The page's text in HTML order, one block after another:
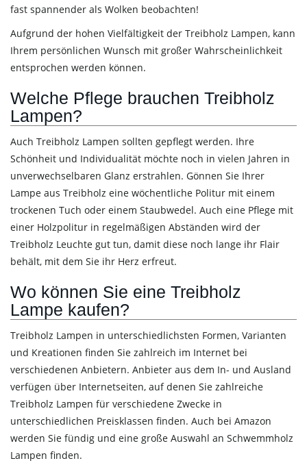
fast spannender als Wolken beobachten!
Aufgrund der hohen Vielfältigkeit der Treibholz Lampen, kann
Ihrem persönlichen Wunsch mit großer Wahrscheinlichkeit
entsprochen werden können.
Welche Pflege brauchen Treibholz
Lampen?
Auch Treibholz Lampen sollten gepflegt werden. Ihre
Schönheit und Individualität möchte noch in vielen Jahren in
unverwechselbaren Glanz erstrahlen. Gönnen Sie Ihrer
Lampe aus Treibholz eine wöchentliche Politur mit einem
trockenen Tuch oder einem Staubwedel. Auch eine Pflege mit
einer Holzpolitur in regelmäßigen Abständen wird der
Treibholz Leuchte gut tun, damit diese noch lange ihr Flair
behält, mit dem Sie ihr Herz erfreut.
Wo können Sie eine Treibholz
Lampe kaufen?
Treibholz Lampen in unterschiedlichsten Formen, Varianten
und Kreationen finden Sie zahlreich im Internet bei
verschiedenen Anbietern. Anbieter aus dem In- und Ausland
verfügen über Internetseiten, auf denen Sie zahlreiche
Treibholz Lampen für verschiedene Zwecke in
unterschiedlichen Preisklassen finden. Auch bei Amazon
werden Sie fündig und eine große Auswahl an Schwemmholz
Lampen finden.